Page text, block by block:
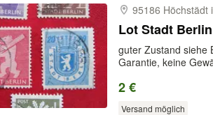
95186 Höchstädt
Lot Stadt
guter Zustand siehe
Garantie, keine
2 €
Versand möglich